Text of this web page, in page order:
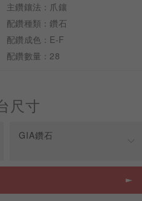
約來店
主鑽鑲法：爪鑲
配鑽種類：鑽石
配鑽成色：E-F
配鑽數量：28
尺寸
GIA鑽石